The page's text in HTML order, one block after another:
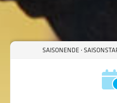
SAISONENDE ·